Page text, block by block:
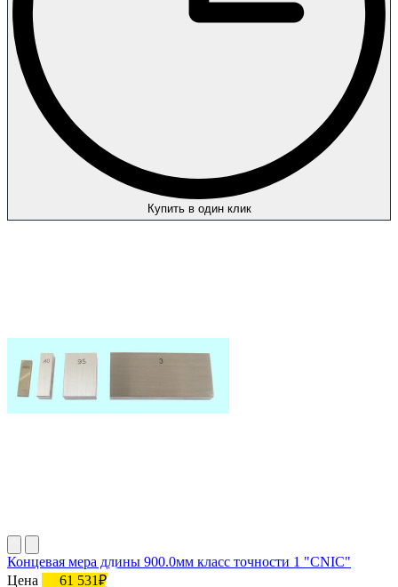
Купить в один клик
Концевая мера длины 900.0мм класс точности 1 "CNIC"
Цена
61 531₽